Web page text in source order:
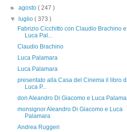
►agosto( 247 )
▼
luglio( 373 )
Fabrizio Cicchitto con Claudio Brachino e
Luca Pal...
Claudio Brachino
Luca Palamara
Luca Palamara
presentato alla Casa del Cinema il libro di
Luca P...
don Aleandro Di Giacomo e Luca
monsignor Aleandro Di Giacomo e Luca
Palamara
Andrea Ruggeri